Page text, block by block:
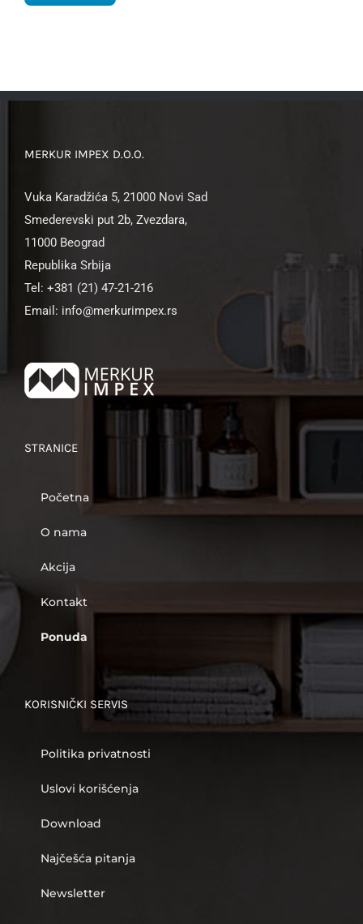
MERKUR IMPEX D.O.O.
Vuka Karadžića 5, 21000 Novi Sad
Smederevski put 2b, Zvezdara,
11000 Beograd
Republika Srbija
Tel: +381 (21) 47-21-216
Email: info@merkurimpex.rs
STRANICE
Početna
O nama
Akcija
Kontakt
Ponuda
KORISNIČKI SERVIS
Politika privatnosti
Uslovi korišćenja
Download
Najčešća pitanja
Newsletter